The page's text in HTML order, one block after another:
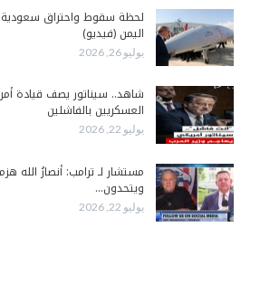
لحظة سقوط واحتراق
اليمن (فيديو)
يوليو 26, 2026
شاهد.. سيناتور يصف قيادة
العسكريين بالفاشلين
يوليو 22, 2026
مستشار لـ ترامب: أنصارُ الله
ويتحدون…
يوليو 22, 2026